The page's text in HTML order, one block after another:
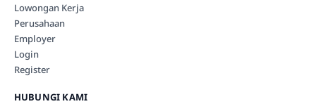
Lowongan Kerja
Perusahaan
Employer
Login
Register
HUBUNGI KAMI